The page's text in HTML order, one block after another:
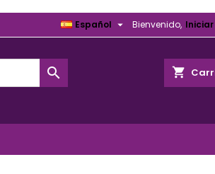
Bienvenido, Iniciar
Español 
shopping_cart
